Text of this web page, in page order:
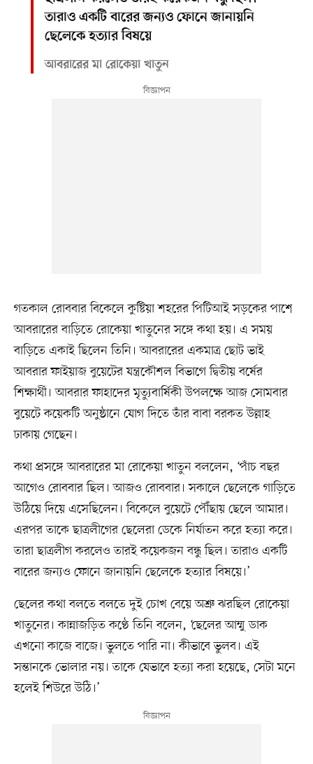
তারাও একটি বারের জন্যও ফোনে জানায়নি
ছেলেকে হত্যার বিষয়ে
আবরারের মা রোকেয়া খাতুন
গতকাল রোববার বিকেলে কুষ্টিয়া শহরের পিটিআই সড়কের পাশে
আবরারের বাড়িতে রোকেয়া খাতুনের সঙ্গে কথা হয়। এ সময়
বাড়িতে একাই ছিলেন তিনি। আবরারের একমাত্র ছোট ভাই
আবরার ফাইয়াজ বুয়েটের যন্ত্রকৌশল বিভাগে দ্বিতীয় বর্ষের
শিক্ষার্থী। আবরার ফাহাদের মৃত্যুবার্ষিকী উপলক্ষে আজ সোমবার
বুয়েটে কয়েকটি অনুষ্ঠানে যোগ দিতে তাঁর বাবা বরকত উল্লাহ
ঢাকায় গেছেন।
কথা প্রসঙ্গে আবরারের মা রোকেয়া খাতুন বললেন, ‘পাঁচ বছর
আগেও রোববার ছিল। আজও রোববার। সকালে ছেলেকে গাড়িতে
উঠিয়ে দিয়ে এসেছিলেন। বিকেলে বুয়েটে পৌঁছায় ছেলে আমার।
এরপর তাকে ছাত্রলীগের ছেলেরা ডেকে নির্যাতন করে হত্যা করে।
তারা ছাত্রলীগ করলেও তারই কয়েকজন বন্ধু ছিল। তারাও একটি
বারের জন্যও ফোনে জানায়নি ছেলেকে হত্যার বিষয়ে।’
ছেলের কথা বলতে বলতে দুই চোখ বেয়ে অশ্রু ঝরছিল রোকেয়া
খাতুনের। কান্নাজড়িত কণ্ঠে তিনি বলেন, ‘ছেলের আম্মু ডাক
এখনো কাজে বাজে। ভুলতে পারি না। কীভাবে ভুলব। এই
সন্তানকে ভোলার নয়। তাকে যেভাবে হত্যা করা হয়েছে, সেটা মনে
হলেই শিউরে উঠি।’